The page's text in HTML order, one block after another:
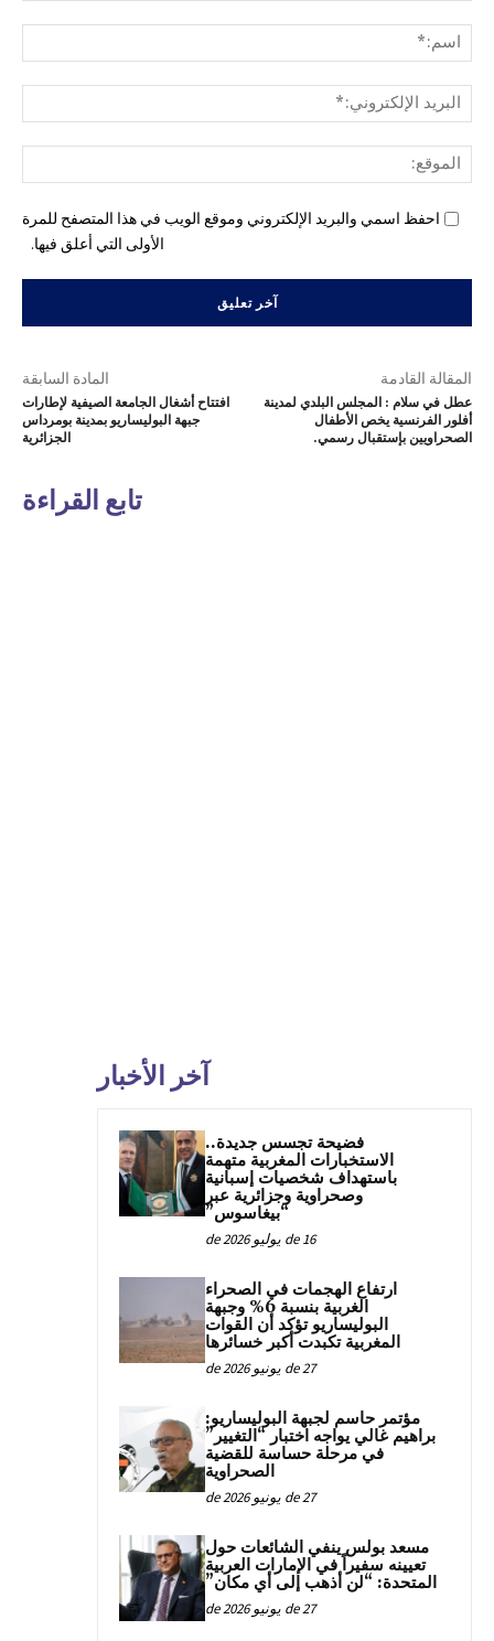
احفظ اسمي والبريد الإلكتروني وموقع الويب في هذا المتصفح للمرة
الأولى التي أعلق فيها.
المادة السابقة
افتتاح أشغال الجامعة الصيفية لإطارات
جبهة البوليساريو بمدينة بومرداس
الجزائرية
المقالة القادمة
عطل في سلام : المجلس البلدي لمدينة
أفلور الفرنسية يخص الأطفال
الصحراويين بإستقبال رسمي.
تابع القراءة
آخر الأخبار
فضيحة تجسس جديدة..
الاستخبارات المغربية متهمة
باستهداف شخصيات إسبانية
وصحراوية وجزائرية عبر
“بيغاسوس”
16 de يوليو de 2026
ارتفاع الهجمات في الصحراء
الغربية بنسبة 6% وجبهة
البوليساريو تؤكد أن القوات
المغربية تكبدت أكبر خسائرها
27 de يونيو de 2026
مؤتمر حاسم لجبهة البوليساريو:
براهيم غالي يواجه اختبار “التغيير”
في مرحلة حساسة للقضية
الصحراوية
27 de يونيو de 2026
مسعد بولس ينفي الشائعات حول
تعيينه سفيراً في الإمارات العربية
المتحدة: “لن أذهب إلى أي مكان”
27 de يونيو de 2026